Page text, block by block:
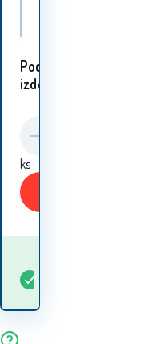
Podobni
izdelki:
ks